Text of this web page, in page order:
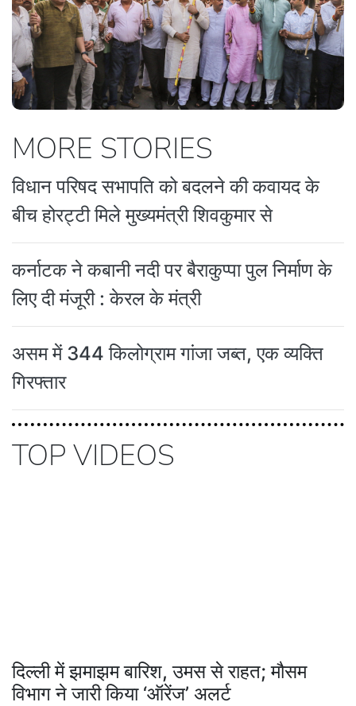
MORE STORIES
विधान परिषद सभापति को बदलने की कवायद के
बीच होरट्टी मिले मुख्यमंत्री शिवकुमार से
कर्नाटक ने कबानी नदी पर बैराकुप्पा पुल निर्माण के
लिए दी मंजूरी : केरल के मंत्री
असम में 344 किलोग्राम गांजा जब्त, एक व्यक्ति
गिरफ्तार
TOP VIDEOS
दिल्ली में झमाझम बारिश, उमस से राहत; मौसम
विभाग ने जारी किया ‘ऑरेंज’ अलर्ट